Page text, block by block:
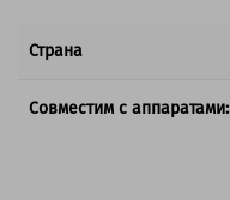
Страна
Совместим с аппаратами: